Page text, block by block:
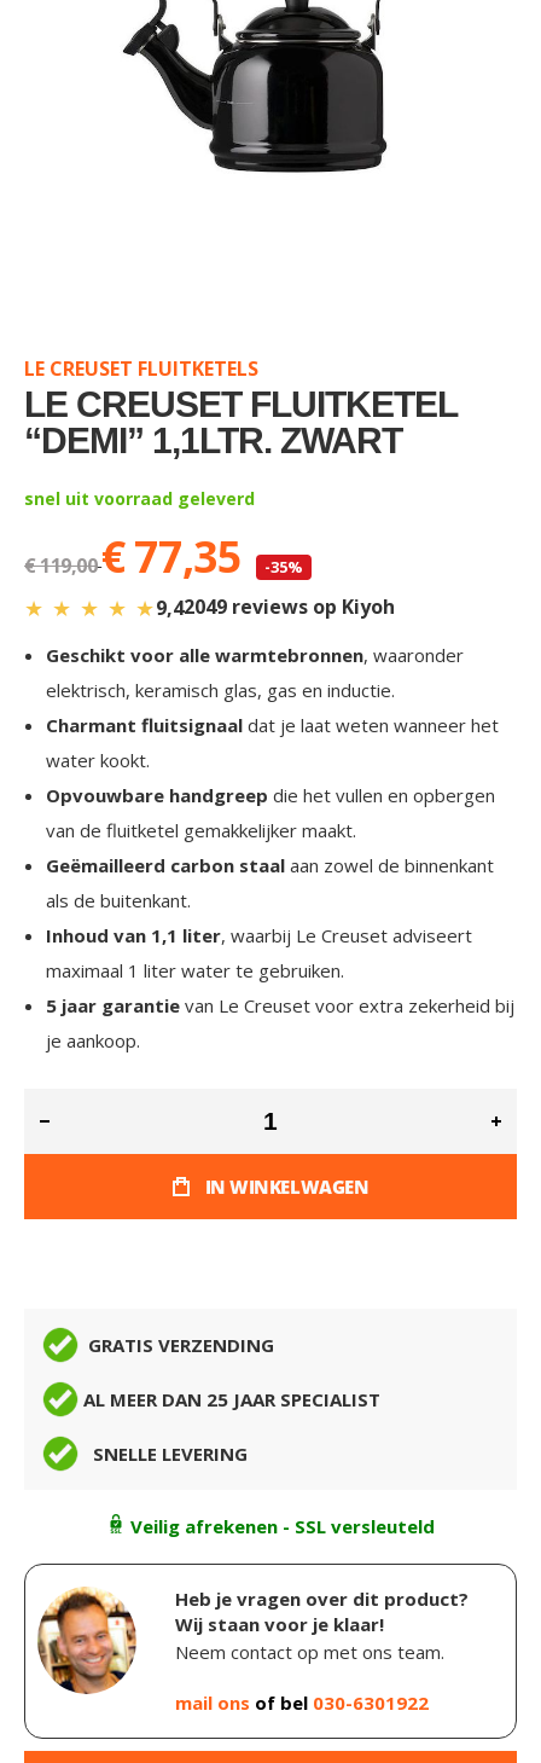
beginning
of
the
images
LE CREUSET FLUITKETELS
LE CREUSET FLUITKETEL
“DEMI” 1,1LTR. ZWART
snel uit voorraad geleverd
€ 119,00€ 77,35 -35%
★ ★ ★ ★ ★9,42049 reviews op Kiyoh
Geschikt voor alle warmtebronnen, waaronder
elektrisch, keramisch glas, gas en inductie.
Charmant fluitsignaal dat je laat weten wanneer het
water kookt.
Opvouwbare handgreep die het vullen en opbergen
van de fluitketel gemakkelijker maakt.
Geëmailleerd carbon staal aan zowel de binnenkant
als de buitenkant.
Inhoud van 1,1 liter, waarbij Le Creuset adviseert
maximaal 1 liter water te gebruiken.
5 jaar garantie van Le Creuset voor extra zekerheid bij
je aankoop.
IN WINKELWAGEN
GRATIS VERZENDING
AL MEER DAN 25 JAAR SPECIALIST
SNELLE LEVERING
Veilig afrekenen - SSL versleuteld
Heb je vragen over dit product?
Wij staan voor je klaar!
Neem contact op met ons team.
mail ons of bel 030-6301922